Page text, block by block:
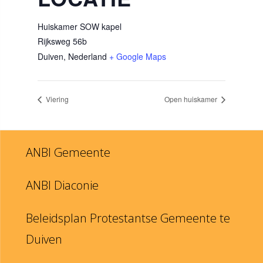
Huiskamer SOW kapel
Rijksweg 56b
Duiven, Nederland + Google Maps
Viering Open huiskamer
ANBI Gemeente
ANBI Diaconie
Beleidsplan Protestantse Gemeente te
Duiven